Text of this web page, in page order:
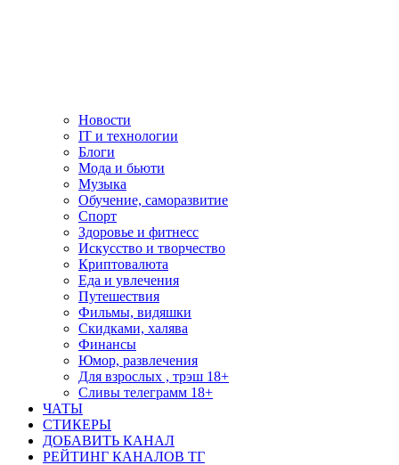
Новости
IT и технологии
Блоги
Мода и бьюти
Музыка
Обучение, саморазвитие
Спорт
Здоровье и фитнесс
Искусство и творчество
Криптовалюта
Еда и увлечения
Путешествия
Фильмы, видяшки
Скидками, халява
Финансы
Юмор, развлечения
Для взрослых , трэш 18+
Сливы телеграмм 18+
ЧАТЫ
СТИКЕРЫ
ДОБАВИТЬ КАНАЛ
РЕЙТИНГ КАНАЛОВ ТГ